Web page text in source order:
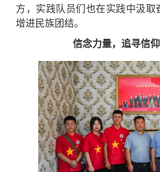
方，实践队员们也在实践中汲取
增进民族团结。
信念力量，追寻信